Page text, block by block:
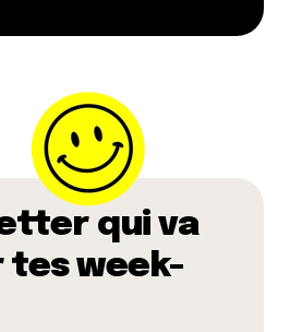
qui va
tes week-